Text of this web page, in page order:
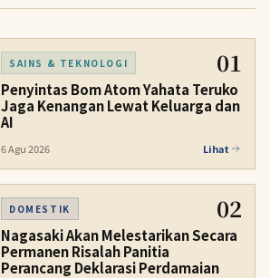
SAINS & TEKNOLOGI 01
Penyintas Bom Atom Yahata Teruko
Jaga Kenangan Lewat Keluarga dan
AI
6 Agu 2026 Lihat
DOMESTIK 02
Nagasaki Akan Melestarikan Secara
Permanen Risalah Panitia
Perancang Deklarasi Perdamaian